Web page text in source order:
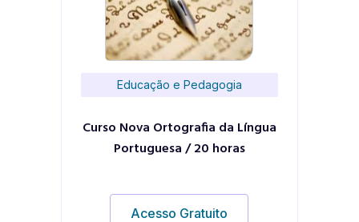
Educação e Pedagogia
Curso Nova Ortografia da Língua
Portuguesa / 20 horas
Acesso Gratuito